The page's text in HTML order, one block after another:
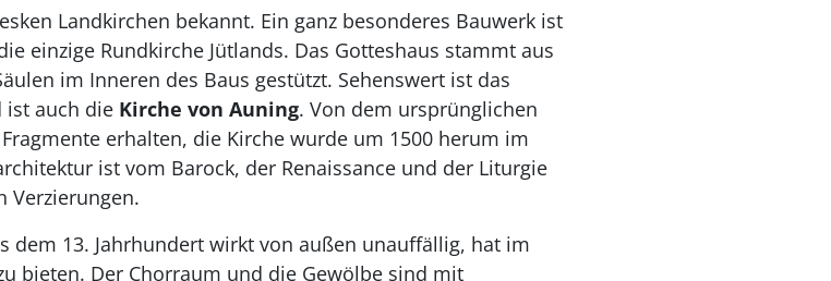
Landkirchen bekannt. Ein ganz besonderes Bauwerk ist
einzige Rundkirche Jütlands. Das Gotteshaus stammt aus
im Inneren des Baus gestützt. Sehenswert ist das
ist auch die Kirche von Auning. Von dem ursprünglichen
erhalten, die Kirche wurde um 1500 herum im
ist vom Barock, der Renaissance und der Liturgie
Verzierungen.
dem 13. Jahrhundert wirkt von außen unauffällig, hat im
bieten. Der Chorraum und die Gewölbe sind mit